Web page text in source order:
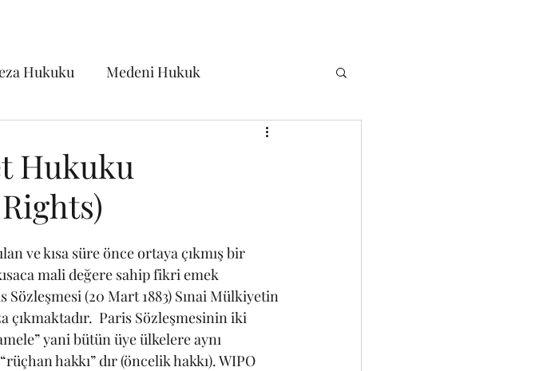
Hukuku Medeni Hukuk
Hukuku Genel Kamu Hukuku
Psikiyatri/Psikoloji
Hukuku
mali değere sahip fikri emek
(20 Mart 1883) Sınai Mülkiyetin
çıkmaktadır.  Paris Sözleşmesinin iki
yani bütün üye ülkelere aynı
hakkı” dır (öncelik hakkı). WIPO